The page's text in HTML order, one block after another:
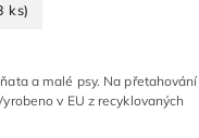
ks)
a malé psy. Na přetahování
v EU z recyklovaných